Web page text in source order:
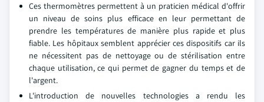
Ces thermomètres permettent à un praticien médical d'offrir
un niveau de soins plus efficace en leur permettant de
prendre les températures de manière plus rapide et plus
fiable. Les hôpitaux semblent apprécier ces dispositifs car ils
ne nécessitent pas de nettoyage ou de stérilisation entre
chaque utilisation, ce qui permet de gagner du temps et de
l'argent.
L'introduction de nouvelles technologies a rendu les